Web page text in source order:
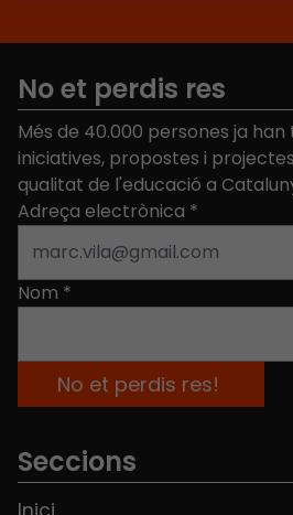
No et perdis res
Més de 40.000 persones ja
iniciatives, propostes i
qualitat de l'educació a
Adreça electrònica *
Nom *
Seccions